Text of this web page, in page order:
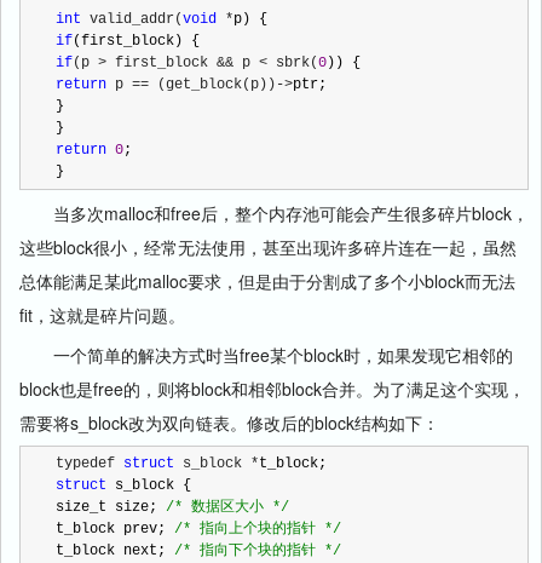
int valid_addr(void *
if
if(p > first_block && p < sbrk(0
return p == (get_block(p))->ptr;
}
return 0;
}
当多次malloc和free后，整个内存池可能会产生很多碎片block，
这些block很小，经常无法使用，甚至出现许多碎片连在一起，虽然
总体能满足某此malloc要求，但是由于分割成了多个小block而无法
fit，这就是碎片问题。
一个简单的解决方式时当free某个block时，如果发现它相邻的
block也是free的，则将block和相邻block合并。为了满足这个实现，
需要将s_block改为双向链表。修改后的block结构如下：
typedef struct s_block *
struct s_block {
size_t size; /* 数据区大小 */
t_block prev; /* 指向上个块的指针 */
t_block next; /* 指向下个块的指针 */